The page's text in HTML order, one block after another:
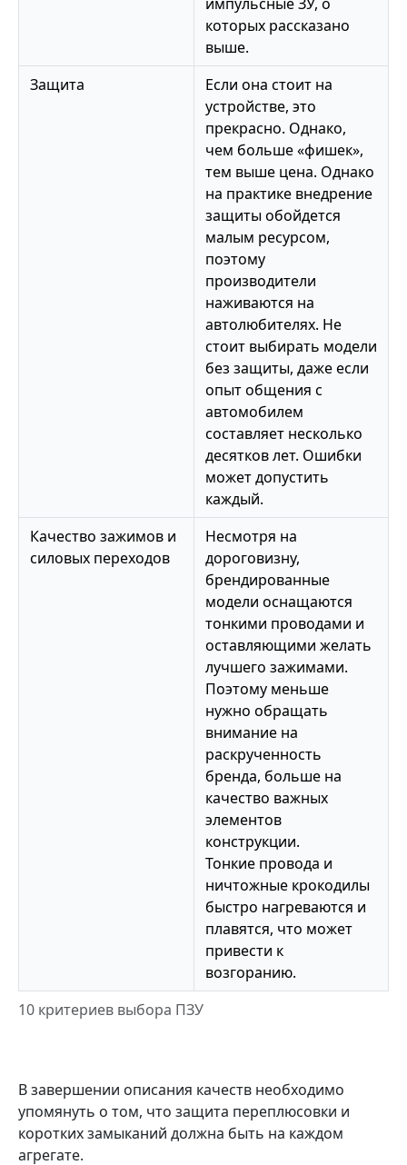
10 критериев выбора ПЗУ
которых рассказано
выше.
Защита
Если она стоит на
устройстве, это
прекрасно. Однако,
чем больше «фишек»,
тем выше цена. Однако
на практике внедрение
защиты обойдется
малым ресурсом,
поэтому
производители
наживаются на
автолюбителях. Не
стоит выбирать модели
без защиты, даже если
опыт общения с
автомобилем
составляет несколько
десятков лет. Ошибки
может допустить
каждый.
Качество зажимов и
силовых переходов
Несмотря на
дороговизну,
брендированные
модели оснащаются
тонкими проводами и
оставляющими желать
лучшего зажимами.
Поэтому меньше
нужно обращать
внимание на
раскрученность
бренда, больше на
качество важных
элементов
конструкции.
Тонкие провода и
ничтожные крокодилы
быстро нагреваются и
плавятся, что может
привести к
возгоранию.
В завершении описания качеств необходимо
упомянуть о том, что защита переплюсовки и
коротких замыканий должна быть на каждом
агрегате.